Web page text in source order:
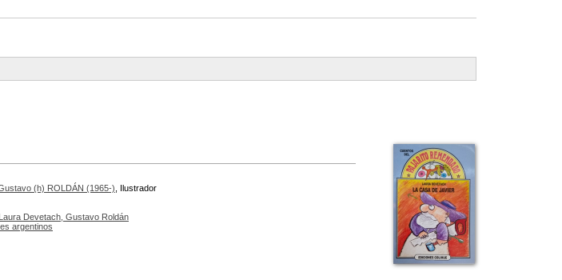
(h) ROLDÁN (1965-) , Ilustrador
Devetach, Gustavo Roldán
argentinos